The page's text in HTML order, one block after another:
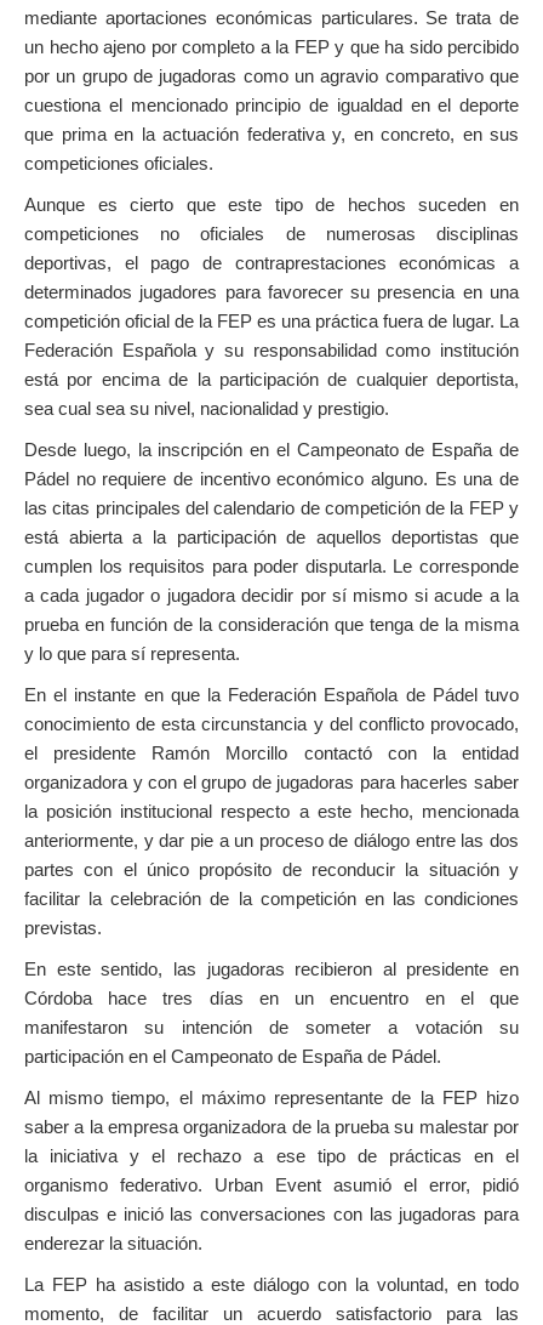
mediante aportaciones económicas particulares. Se trata de
un hecho ajeno por completo a la FEP y que ha sido percibido
por un grupo de jugadoras como un agravio comparativo que
cuestiona el mencionado principio de igualdad en el deporte
que prima en la actuación federativa y, en concreto, en sus
competiciones oficiales.
Aunque es cierto que este tipo de hechos suceden en
competiciones no oficiales de numerosas disciplinas
deportivas, el pago de contraprestaciones económicas a
determinados jugadores para favorecer su presencia en una
competición oficial de la FEP es una práctica fuera de lugar. La
Federación Española y su responsabilidad como institución
está por encima de la participación de cualquier deportista,
sea cual sea su nivel, nacionalidad y prestigio.
Desde luego, la inscripción en el Campeonato de España de
Pádel no requiere de incentivo económico alguno. Es una de
las citas principales del calendario de competición de la FEP y
está abierta a la participación de aquellos deportistas que
cumplen los requisitos para poder disputarla. Le corresponde
a cada jugador o jugadora decidir por sí mismo si acude a la
prueba en función de la consideración que tenga de la misma
y lo que para sí representa.
En el instante en que la Federación Española de Pádel tuvo
conocimiento de esta circunstancia y del conflicto provocado,
el presidente Ramón Morcillo contactó con la entidad
organizadora y con el grupo de jugadoras para hacerles saber
la posición institucional respecto a este hecho, mencionada
anteriormente, y dar pie a un proceso de diálogo entre las dos
partes con el único propósito de reconducir la situación y
facilitar la celebración de la competición en las condiciones
previstas.
En este sentido, las jugadoras recibieron al presidente en
Córdoba hace tres días en un encuentro en el que
manifestaron su intención de someter a votación su
participación en el Campeonato de España de Pádel.
Al mismo tiempo, el máximo representante de la FEP hizo
saber a la empresa organizadora de la prueba su malestar por
la iniciativa y el rechazo a ese tipo de prácticas en el
organismo federativo. Urban Event asumió el error, pidió
disculpas e inició las conversaciones con las jugadoras para
enderezar la situación.
La FEP ha asistido a este diálogo con la voluntad, en todo
momento, de facilitar un acuerdo satisfactorio para las